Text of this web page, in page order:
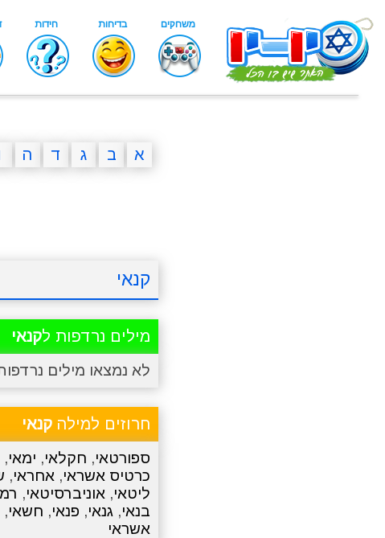
א ב ג ד ה
קנאי
מילים נרדפות לקנאי
לא נמצאו מילים
חרוזים למילה קנאי
ספורטאי, חקלאי, ימאי,
כרטיס אשראי, אחראי,
ליטאי, אוניברסיטאי,
בנאי, גנאי, פנאי, חשאי,
אשראי